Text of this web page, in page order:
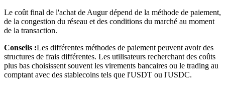
Prêts
Le coût final de l'achat de Augur dépend de la méthode de paiement,
de la congestion du réseau et des conditions du marché au moment
de la transaction.
Conseils :Les différentes méthodes de paiement peuvent avoir des
structures de frais différentes. Les utilisateurs recherchant des coûts
plus bas choisissent souvent les virements bancaires ou le trading au
comptant avec des stablecoins tels que l'USDT ou l'USDC.